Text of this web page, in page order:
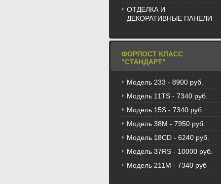
ОТДЕЛКА И
ДЕКОРАТИВНЫЕ ПАНЕЛИ
ФОРПОСТ КЛАСС
"СТАНДАРТ"
Модель 233 - 8900 руб.
Модель 11TS - 7340 руб.
Модель 15S - 7340 руб.
Модель 38M - 7950 руб.
Модель 18CD - 6240 руб.
Модель 37RS - 10000 руб.
Модель 211М - 7340 руб